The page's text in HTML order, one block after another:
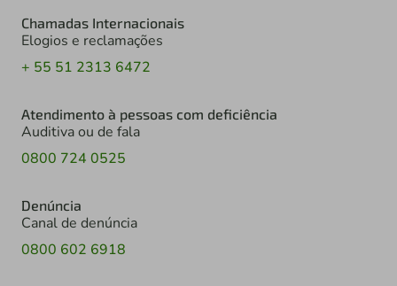
Chamadas Internacionais
Elogios e reclamações
+ 55 51 2313 6472
Atendimento à pessoas com deficiência
Auditiva ou de fala
0800 724 0525
Denúncia
Canal de denúncia
0800 602 6918